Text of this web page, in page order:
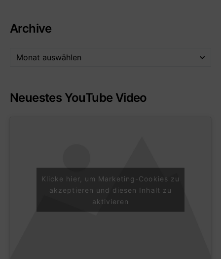
Archive
Neuestes YouTube Video
Klicke hier, um Marketing-Cookies zu
akzeptieren und diesen Inhalt zu
aktivieren